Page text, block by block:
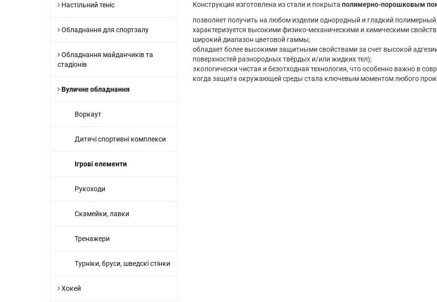
Настільний теніс
Обладнання для спортзалу
Обладнання майданчиків та
стадіонів
Вуличне обладнання
Воркаут
Дитячі спортивні комплекси
Ігрові елементи
Рукоходи
Скамейки, лавки
Тренажери
Турніки, бруси, шведскі стінки
Хокей
Конструкция изготовлена из стали и покрыта полимерно-порошковым
позволяет получить на любом изделии однородный и гладкий
характеризуется высокими физико-механическими и химическими
широкий диапазон цветовой гаммы;
обладает более высокими защитными свойствами за счет высокой
поверхностей разнородных твёрдых и/или жидких тел);
экологически чистая и безотходная технология, что особенно важно в
когда защита окружающей среды стала ключевым моментом любого